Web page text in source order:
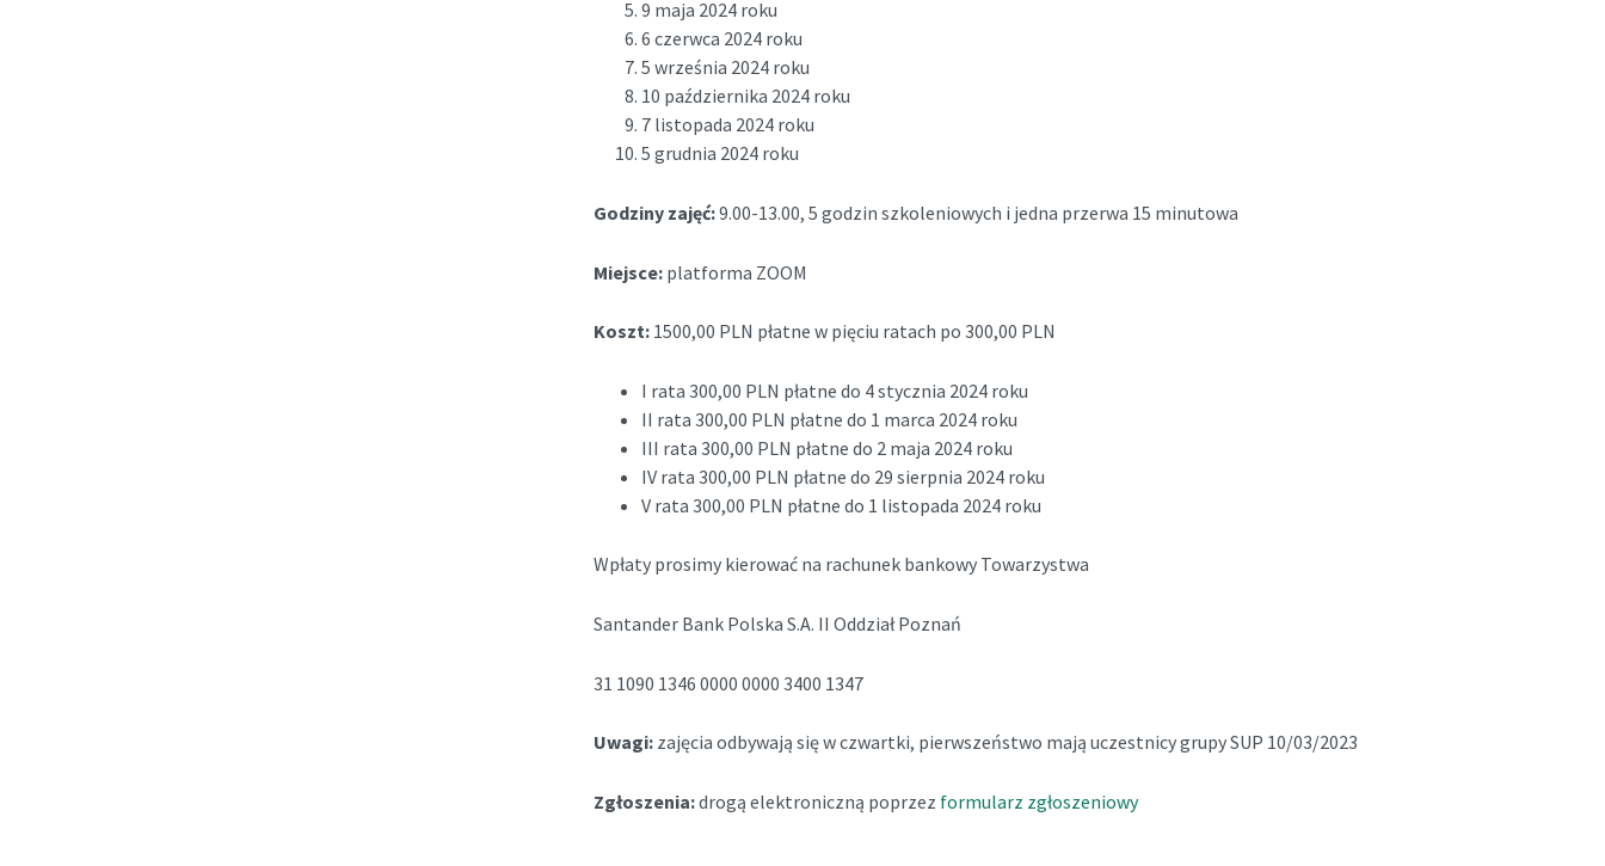
9 maja 2024 roku
6 czerwca 2024 roku
5 września 2024 roku
10 października 2024 roku
7 listopada 2024 roku
5 grudnia 2024 roku
Godziny zajęć:9.00-13.00, 5 godzin szkoleniowych i jedna przerwa 15 minutowa
Miejsce: platforma ZOOM
Koszt:1500,00 PLN płatne w pięciu ratach po 300,00 PLN
I rata 300,00 PLN płatne do 4 stycznia 2024 roku
II rata 300,00 PLN płatne do 1 marca 2024 roku
III rata 300,00 PLN płatne do 2 maja 2024 roku
IV rata 300,00 PLN płatne do 29 sierpnia 2024 roku
V rata 300,00 PLN płatne do 1 listopada 2024 roku
Wpłaty prosimy kierować na rachunek bankowy Towarzystwa
Santander Bank Polska S.A. II Oddział Poznań
31 1090 1346 0000 0000 3400 1347
Uwagi: zajęcia odbywają się w czwartki, pierwszeństwo mają uczestnicy grupy SUP 10/03/2023
Zgłoszenia:drogą elektroniczną poprzez formularz zgłoszeniowy